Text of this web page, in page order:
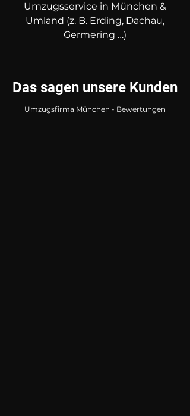
Umzugsservice in München &
Umland (z. B. Erding, Dachau,
Germering …)
Das sagen unsere Kunden
Umzugsfirma München - Bewertungen